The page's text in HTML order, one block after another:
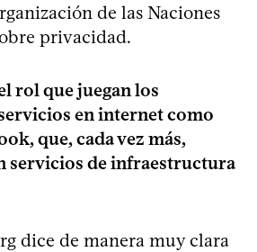
de las Naciones
privacidad.
rol que juegan los
en internet como
que, cada vez más,
servicios de infraestructura
dice de manera muy clara